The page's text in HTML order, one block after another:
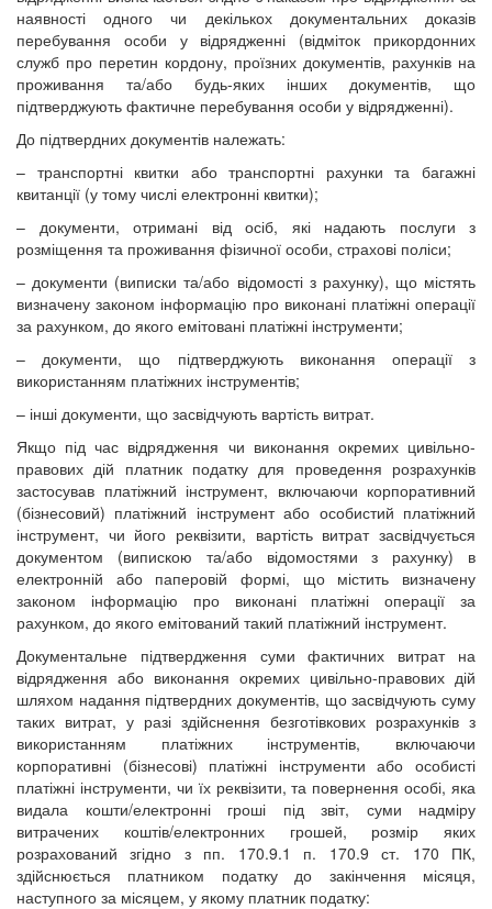
наявності одного чи декількох документальних доказів
перебування особи у відрядженні (відміток прикордонних
служб про перетин кордону, проїзних документів, рахунків на
проживання та/або будь-яких інших документів, що
підтверджують фактичне перебування особи у відрядженні).
До підтвердних документів належать:
– транспортні квитки або транспортні рахунки та багажні
квитанції (у тому числі електронні квитки);
– документи, отримані від осіб, які надають послуги з
розміщення та проживання фізичної особи, страхові поліси;
– документи (виписки та/або відомості з рахунку), що містять
визначену законом інформацію про виконані платіжні операції
за рахунком, до якого емітовані платіжні інструменти;
– документи, що підтверджують виконання операції з
використанням платіжних інструментів;
– інші документи, що засвідчують вартість витрат.
Якщо під час відрядження чи виконання окремих цивільно-
правових дій платник податку для проведення розрахунків
застосував платіжний інструмент, включаючи корпоративний
(бізнесовий) платіжний інструмент або особистий платіжний
інструмент, чи його реквізити, вартість витрат засвідчується
документом (випискою та/або відомостями з рахунку) в
електронній або паперовій формі, що містить визначену
законом інформацію про виконані платіжні операції за
рахунком, до якого емітований такий платіжний інструмент.
Документальне підтвердження суми фактичних витрат на
відрядження або виконання окремих цивільно-правових дій
шляхом надання підтвердних документів, що засвідчують суму
таких витрат, у разі здійснення безготівкових розрахунків з
використанням платіжних інструментів, включаючи
корпоративні (бізнесові) платіжні інструменти або особисті
платіжні інструменти, чи їх реквізити, та повернення особі, яка
видала кошти/електронні гроші під звіт, суми надміру
витрачених коштів/електронних грошей, розмір яких
розрахований згідно з пп. 170.9.1 п. 170.9 ст. 170 ПК,
здійснюється платником податку до закінчення місяця,
наступного за місяцем, у якому платник податку: